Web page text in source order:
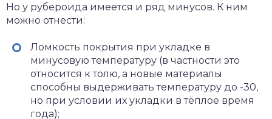
Но у рубероида имеется и ряд минусов. К ним
можно отнести:
Ломкость покрытия при укладке в
минусовую температуру (в частности это
относится к толю, а новые материалы
способны выдерживать температуру до -30,
но при условии их укладки в тёплое время
года);